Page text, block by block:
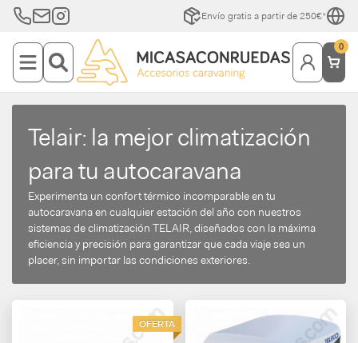
Envío gratis a partir de 250€*
0
Telair: la mejor climatización
para tu autocaravana
Experimenta un confort térmico incomparable en tu
autocaravana en cualquier estación del año con nuestros
sistemas de climatización TELAIR, diseñados con la máxima
eficiencia y precisión para garantizar que cada viaje sea un
placer, sin importar las condiciones exteriores.
OFERTA